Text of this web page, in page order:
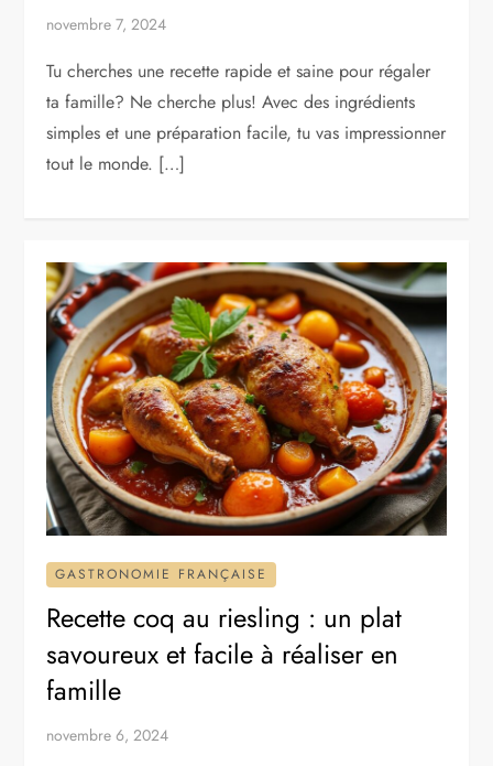
novembre 7, 2024
Tu cherches une recette rapide et saine pour régaler
ta famille? Ne cherche plus! Avec des ingrédients
simples et une préparation facile, tu vas impressionner
tout le monde. […]
GASTRONOMIE FRANÇAISE
Recette coq au riesling : un plat
savoureux et facile à réaliser en
famille
novembre 6, 2024